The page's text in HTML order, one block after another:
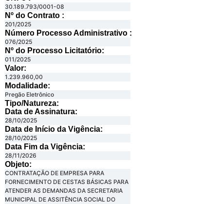
30.189.793/0001-08
Nº do Contrato :
201/2025
Número Processo Administrativo :
076/2025
Nº do Processo Licitatório:
011/2025
Valor:
1.239.960,00
Modalidade:
Pregão Eletrônico
Tipo/Natureza:
Data de Assinatura:
28/10/2025
Data de Início da Vigência:
28/10/2025
Data Fim da Vigência:
28/11/2026
Objeto:
CONTRATAÇÃO DE EMPRESA PARA
FORNECIMENTO DE CESTAS BÁSICAS PARA
ATENDER AS DEMANDAS DA SECRETARIA
MUNICIPAL DE ASSITÊNCIA SOCIAL DO